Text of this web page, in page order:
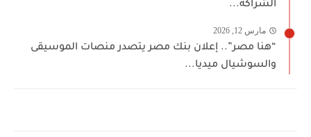
الشراكة...
مارس 12, 2026
“هنا مصر”.. إعلان بنك مصر يتصدر منصات الموسيقى
والسوشيال ميديا...